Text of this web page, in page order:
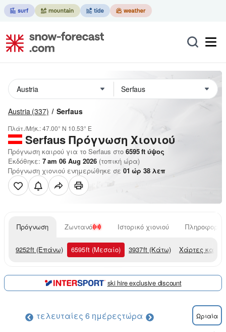
Austria (337) Serfaus
Πλάτ./Μήκ.:47.00° N 10.53° E
SerfausΠρόγνωση Χιονιού
Πρόγνωση καιρού για το Serfaus στο 6595ft ύψος
Εκδόθηκε: 7 am 06 Aug 2026 (τοπική ώρα)
Πρόγνωση χιονιού ενημερώθηκε σε 01 ώρ 38 λεπ
Πρόγνωση Ζωντανό Ιστορικό χιονιού
9252ft (Επάνω) 6595ft (Μεσαίο) 3937ft (Κάτω) Χάρτες
ski hire exclusive discount
τελευταίες 6 ημέρεςτώρα Ωριαία